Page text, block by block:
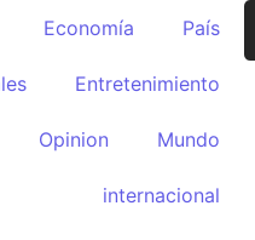
Economía País
Entretenimiento
Opinion Mundo
internacional